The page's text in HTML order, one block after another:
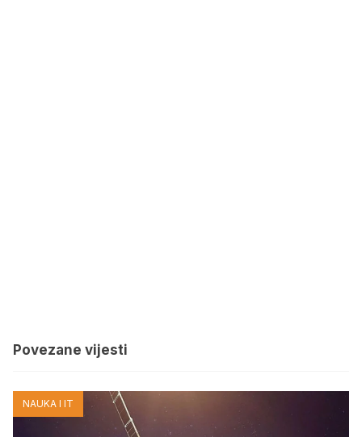
Povezane vijesti
NAUKA I IT